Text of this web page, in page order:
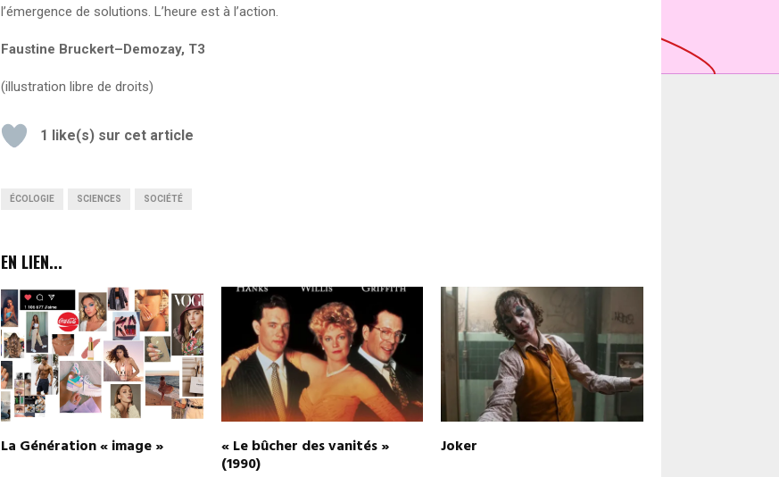
l’émergence de solutions. L’heure est à l’action.
Faustine Bruckert–Demozay, T3
(illustration libre de droits)
1 like(s) sur cet article
ÉCOLOGIE SCIENCES SOCIÉTÉ
EN LIEN...
La Génération « image » « Le bûcher des vanités »
(1990)
Joker